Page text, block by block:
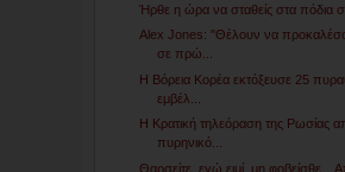
Ήρθε η ώρα να σταθείς στα πόδια
Alex Jones: "Θέλουν να
σε πρώ...
Η Βόρεια Κορέα εκτόξευσε 25
εμβέλ...
Η Κρατική τηλεόραση της Ρωσίας
πυρηνικό...
Θαρσείτε, εγώ ειμί, μη φοβείσθε...